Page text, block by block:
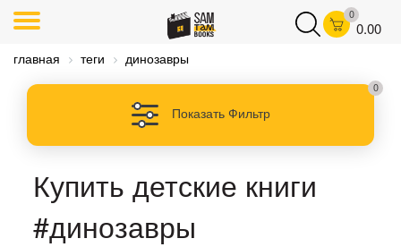
0
0.00
главная теги динозавры
Показать Фильтр
0
Купить детские книги
#динозавры